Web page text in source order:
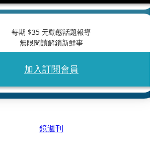
每期 $35 元動態話題報導
無限閱讀解鎖新鮮事
加入訂閱會員
鏡週刊